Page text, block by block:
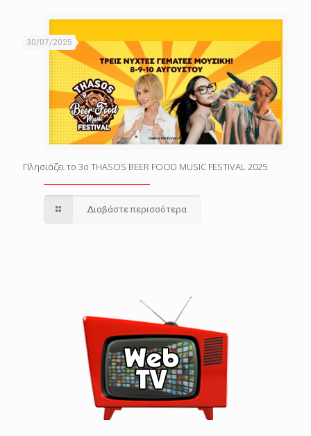
30/07/2025
Πλησιάζει το 3o THASOS BEER FOOD MUSIC FESTIVAL 2025
Διαβάστε περισσότερα